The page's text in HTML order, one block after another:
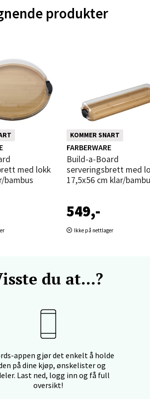
produkter
med lokk
bambus
KOMMER SNART
FARBERWARE
Build-a-Board
serveringsbrett med
17,5x56 cm klar/
549,-
Ikke på nettlager
du at...?
appen gjør det enkelt å holde
på dine kjøp, ønskelister og
Last ned, logg inn og få full
oversikt!
3, 7340 Oppdal
113, 7300 Orkanger
Sandvika
Sartor